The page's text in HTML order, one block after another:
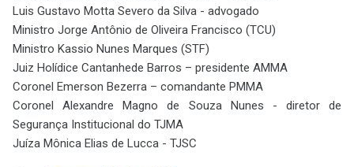
Luis Gustavo Motta Severo da Silva - advogado
Ministro Jorge Antônio de Oliveira Francisco (TCU)
Ministro Kassio Nunes Marques (STF)
Juiz Holídice Cantanhede Barros – presidente AMMA
Coronel Emerson Bezerra – comandante PMMA
Coronel Alexandre Magno de Souza Nunes - diretor de
Segurança Institucional do TJMA
Juíza Mônica Elias de Lucca - TJSC